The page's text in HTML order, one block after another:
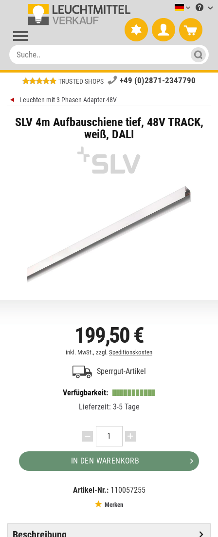
TRUSTED SHOPS +49 (0)2871-2347790
Leuchten mit 3 Phasen Adapter 48V
SLV 4m Aufbauschiene tief, 48V TRACK,
weiß, DALI
199,50 €
inkl. MwSt., zzgl. Speditionskosten
Sperrgut-Artikel
Verfügbarkeit:
Lieferzeit: 3-5 Tage
IN DEN WARENKORB
Artikel-Nr.: 110057255
Merken
Beschreibung